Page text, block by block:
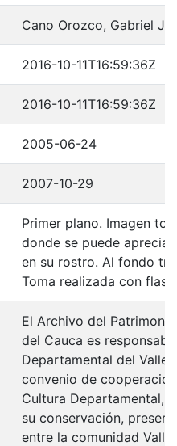
Cano Orozco, Gabriel
2016-10-11T16:59:36Z
2016-10-11T16:59:36Z
2005-06-24
2007-10-29
Primer plano. Imagen
donde se puede
en su rostro. Al fondo
Toma realizada con flash.
El Archivo del
del Cauca es
Departamental del Valle
convenio de
Cultura Departamental,
su conservación,
entre la comunidad